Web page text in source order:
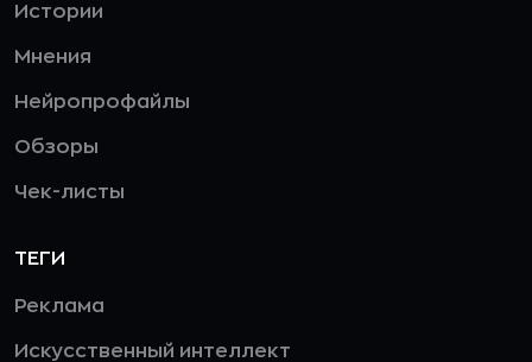
Истории
Мнения
Нейропрофайлы
Обзоры
Чек-листы
ТЕГИ
Реклама
Искусственный интеллект